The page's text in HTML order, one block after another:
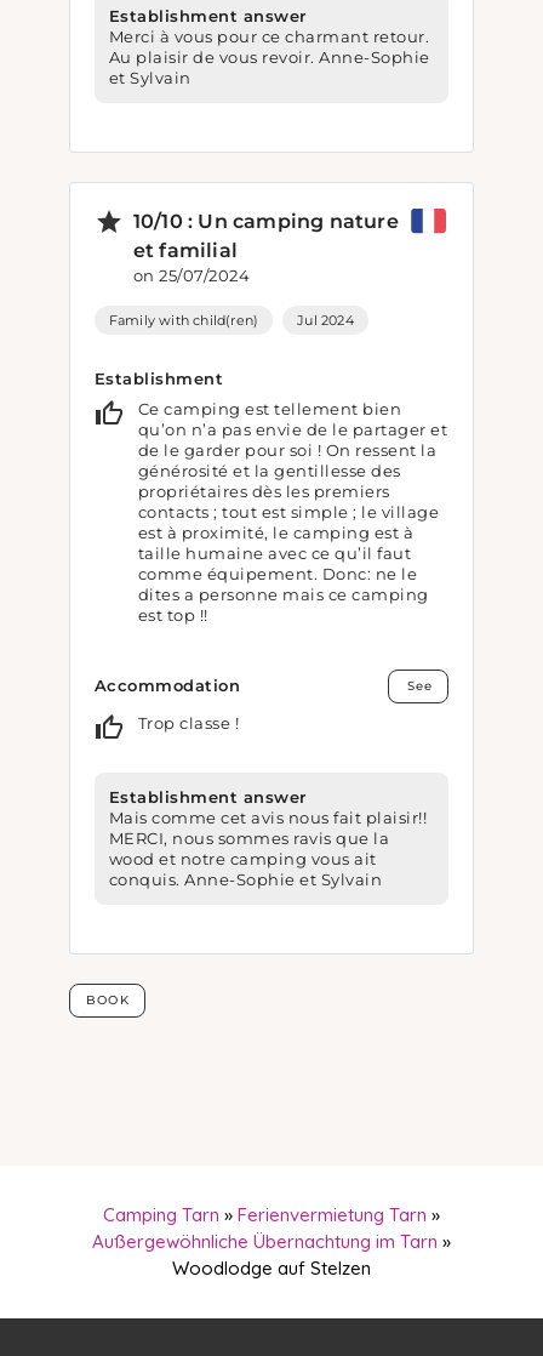
Camping Tarn » Ferienvermietung Tarn »
Außergewöhnliche Übernachtung im Tarn »
Woodlodge auf Stelzen